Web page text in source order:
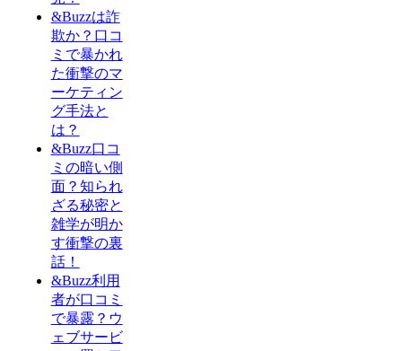
&Buzzは詐
欺か？口コ
ミで暴かれ
た衝撃のマ
ーケティン
グ手法と
は？
&Buzz口コ
ミの暗い側
面？知られ
ざる秘密と
雑学が明か
す衝撃の裏
話！
&Buzz利用
者が口コミ
で暴露？ウ
ェブサービ